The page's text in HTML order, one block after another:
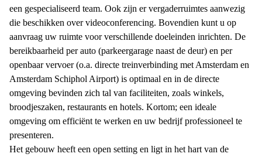
een gespecialiseerd team. Ook zijn er vergaderruimtes aanwezig
die beschikken over videoconferencing. Bovendien kunt u op
aanvraag uw ruimte voor verschillende doeleinden inrichten. De
bereikbaarheid per auto (parkeergarage naast de deur) en per
openbaar vervoer (o.a. directe treinverbinding met Amsterdam en
Amsterdam Schiphol Airport) is optimaal en in de directe
omgeving bevinden zich tal van faciliteiten, zoals winkels,
broodjeszaken, restaurants en hotels. Kortom; een ideale
omgeving om efficiënt te werken en uw bedrijf professioneel te
presenteren.
Het gebouw heeft een open setting en ligt in het hart van de